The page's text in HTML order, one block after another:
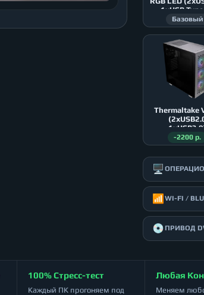
1xUSB
Базовый
Thermaltake
-2200 р.
🖥️
📶 WI-FI /
💿 ПРИВОД
100% Стресс-тест
Каждый ПК прогоняем под
Любая
Меняем